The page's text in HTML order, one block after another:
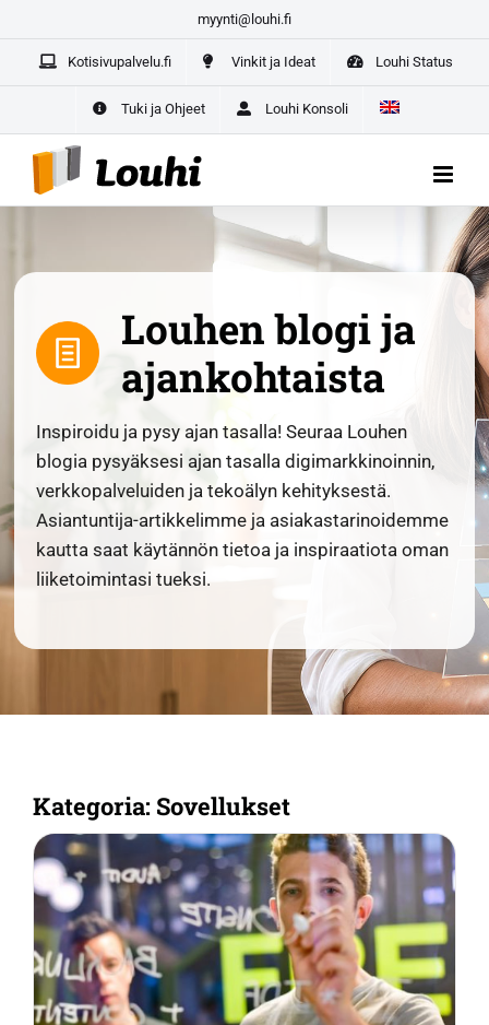
content
myynti@louhi.fi
Kotisivupalvelu.fi Vinkit ja Ideat Louhi Status
Tuki ja Ohjeet Louhi Konsoli
Louhen blogi ja
ajankohtaista
Inspiroidu ja pysy ajan tasalla! Seuraa Louhen
blogia pysyäksesi ajan tasalla digimarkkinoinnin,
verkkopalveluiden ja tekoälyn kehityksestä.
Asiantuntija-artikkelimme ja asiakastarinoidemme
kautta saat käytännön tietoa ja inspiraatiota oman
liiketoimintasi tueksi.
Kategoria: Sovellukset
Yrittäjän paketti aloittaville yrittäjille –
kaikki yrityksesi
digipalvelut yhdestä paikasta
ALOITA TÄSTÄ